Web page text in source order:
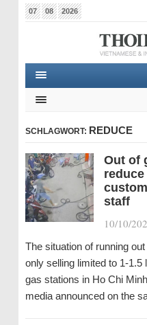
07 08 2026
SCHLAGWORT: REDUCE
Out of
staff
10/10/
The situation of running
only selling limited to 1-
gas stations in Ho Chi
media announced on the